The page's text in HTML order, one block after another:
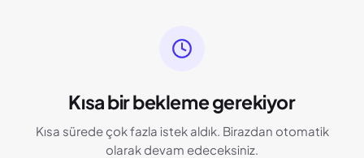
Kısa bir bekleme gerekiyor
Kısa sürede çok fazla istek aldık. Birazdan otomatik
olarak devam edeceksiniz.